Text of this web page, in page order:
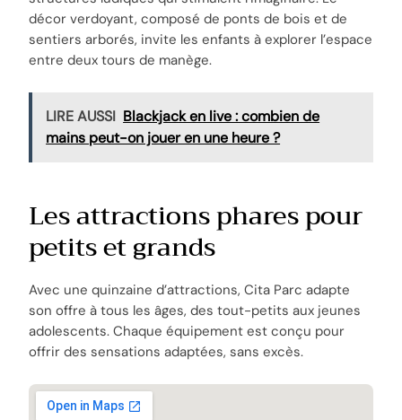
décor verdoyant, composé de ponts de bois et de
sentiers arborés, invite les enfants à explorer l’espace
entre deux tours de manège.
LIRE AUSSI Blackjack en live : combien de
mains peut-on jouer en une heure ?
Les attractions phares pour
petits et grands
Avec une quinzaine d’attractions, Cita Parc adapte
son offre à tous les âges, des tout-petits aux jeunes
adolescents. Chaque équipement est conçu pour
offrir des sensations adaptées, sans excès.